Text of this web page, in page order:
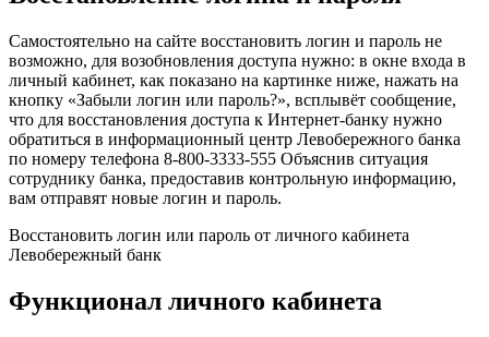
Самостоятельно на сайте восстановить логин и пароль не
возможно, для возобновления доступа нужно: в окне входа в
личный кабинет, как показано на картинке ниже, нажать на
кнопку «Забыли логин или пароль?», всплывёт сообщение,
что для восстановления доступа к Интернет-банку нужно
обратиться в информационный центр Левобережного банка
по номеру телефона 8-800-3333-555 Объяснив ситуация
сотруднику банка, предоставив контрольную информацию,
вам отправят новые логин и пароль.
Восстановить логин или пароль от личного кабинета
Левобережный банк
Функционал личного кабинета